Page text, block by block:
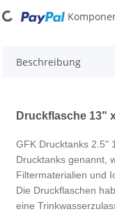
Beschreibung
Druckflasche 13"
GFK Drucktanks 2.5"
Drucktanks genannt,
Filtermaterialien und
Die Druckflaschen
eine